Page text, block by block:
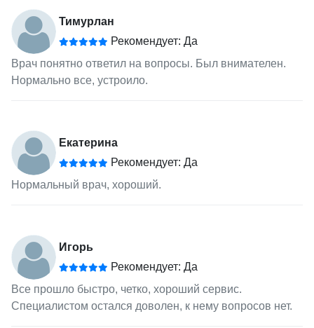
Тимурлан
Рекомендует: Да
Врач понятно ответил на вопросы. Был внимателен.
Нормально все, устроило.
Екатерина
Рекомендует: Да
Нормальный врач, хороший.
Игорь
Рекомендует: Да
Все прошло быстро, четко, хороший сервис.
Специалистом остался доволен, к нему вопросов нет.